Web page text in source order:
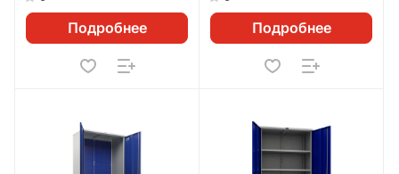
Подробнее Подробнее